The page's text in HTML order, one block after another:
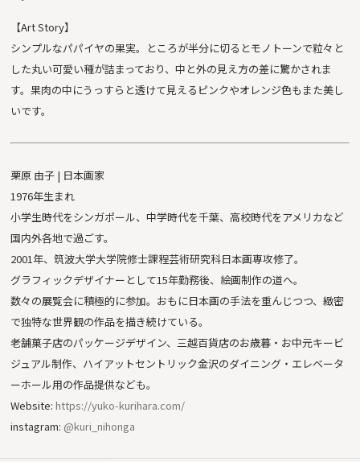
【Art Story】
シンプルなパパイヤの果実。ところが半分に切るとモノトーンで粒々と
した丸い可愛い種が詰まっており、中と外の見え方の差に驚かされま
す。果肉の中にうっすらと透けて見えるピンクやオレンジ色もまた美し
いです。
栗原 由子 | 日本画家
1976年生まれ
小学生時代をシンガポール、中学時代を千葉、高校時代をアメリカなど
国内外各地で過ごす。
2001年、筑波大学大学院修士課程芸術研究科日本画専攻修了。
グラフィックデザイナーとして15年勤務後、絵画制作の道へ。
数々の展覧会に積極的に参加。おもに日本画の手法を重んじつつ、緻密
で独特な世界観の作品を描き続けている。
老舗菓子店のパッケージデザイン、三越百貨店のお歳暮・お中元キービ
ジュアル制作、ハイアットセントリック金沢のダイニング・エレベータ
ーホール用の作品提供なども。
Website: https://yuko-kurihara.com/
instagram: @kuri_nihonga